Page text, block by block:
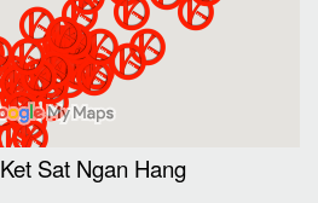
Ket Sat Ngan Hang